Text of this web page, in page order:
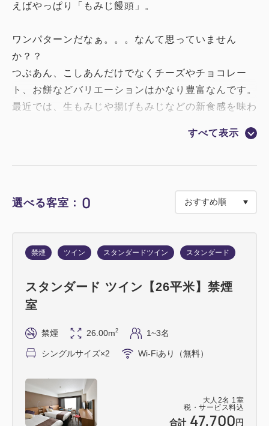
えばやっぱり「もみじ饅頭」。
ワンパターンだなぁ。。。なんて思っていません
か？？
つぶあん、こしあんだけでなくチーズやチョコレー
ト、お餅などバリエーションはかなり豊富なんです。
最近では、生もみじや揚げもみじなどの新食感を味わ
いろいろな味を食べ比べてみませんか♪
●にしき堂もみじ饅頭「錦もみじ」6個いり（6種）を
1室につき1箱
すべて表示
選べる客室： 0
大人 2名 1室
税・サービス料込
合計 47,700 円
禁煙 ツイン スタンダードツイン スタンダード
スタンダード ツイン【26平米】禁煙
室
禁煙 26.00m2 1~3名
シングルサイズ×2 Wi-Fiあり（無料）